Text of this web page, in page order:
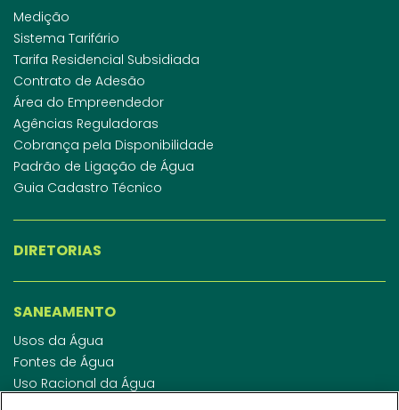
Medição
Sistema Tarifário
Tarifa Residencial Subsidiada
Contrato de Adesão
Área do Empreendedor
Agências Reguladoras
Cobrança pela Disponibilidade
Padrão de Ligação de Água
Guia Cadastro Técnico
DIRETORIAS
SANEAMENTO
Usos da Água
Fontes de Água
Uso Racional da Água